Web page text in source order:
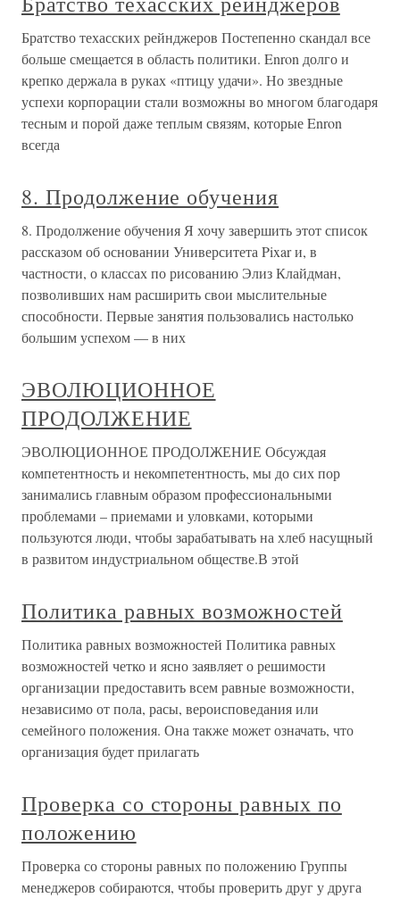
Братство техасских рейнджеров Постепенно скандал все
больше смещается в область политики. Enron долго и
крепко держала в руках «птицу удачи». Но звездные
успехи корпорации стали возможны во многом благодаря
тесным и порой даже теплым связям, которые Enron
всегда
8. Продолжение обучения
8. Продолжение обучения Я хочу завершить этот список
рассказом об основании Университета Pixar и, в
частности, о классах по рисованию Элиз Клайдман,
позволивших нам расширить свои мыслительные
способности. Первые занятия пользовались настолько
большим успехом — в них
ЭВОЛЮЦИОННОЕ
ПРОДОЛЖЕНИЕ
ЭВОЛЮЦИОННОЕ ПРОДОЛЖЕНИЕ Обсуждая
компетентность и некомпетентность, мы до сих пор
занимались главным образом профессиональными
проблемами – приемами и уловками, которыми
пользуются люди, чтобы зарабатывать на хлеб насущный
в развитом индустриальном обществе.В этой
Политика равных возможностей
Политика равных возможностей Политика равных
возможностей четко и ясно заявляет о решимости
организации предоставить всем равные возможности,
независимо от пола, расы, вероисповедания или
семейного положения. Она также может означать, что
организация будет прилагать
Проверка со стороны равных по
положению
Проверка со стороны равных по положению Группы
менеджеров собираются, чтобы проверить друг у друга